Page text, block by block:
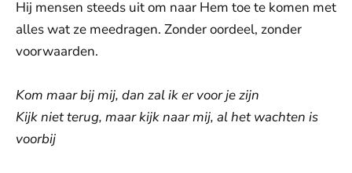
Hij mensen steeds uit om naar Hem toe te komen met
alles wat ze meedragen. Zonder oordeel, zonder
voorwaarden.
Kom maar bij mij, dan zal ik er voor je zijn
Kijk niet terug, maar kijk naar mij, al het wachten is
voorbij